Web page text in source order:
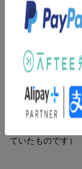
内容紹介（「
あついなつ。つ
す、ちびっこなす
著者情報（「
いわさゆうこ（イ
宮城県生まれ。
ていたものです）